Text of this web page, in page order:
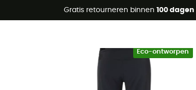
Gratis retourneren binnen 100 dagen
Zomeraanbiedingen 🔥 -5% EXTRA vanaf 2 producten*
Eco-ontworpen